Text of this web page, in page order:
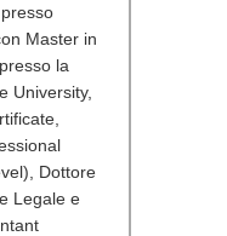
Master in
la
University,
Dottore
Legale e